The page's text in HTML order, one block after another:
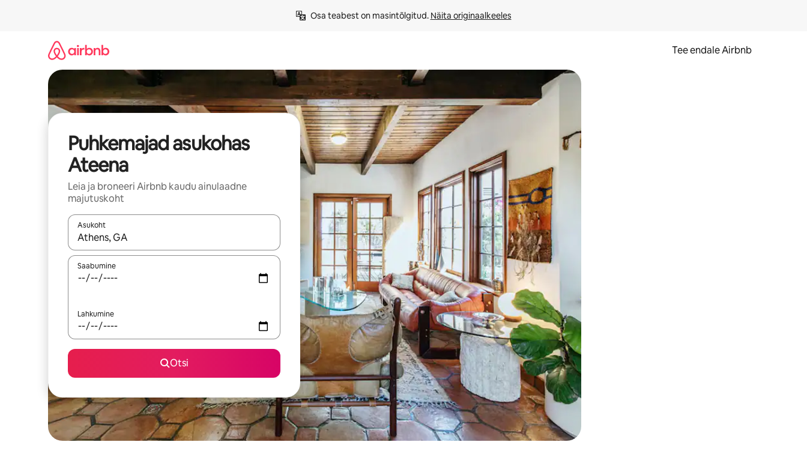
Osa teabest on masintõlgitud. Näita originaalkeeles
Tee endale Airbnb
Puhkemajad asukohas
Ateena
Leia ja broneeri Airbnb kaudu ainulaadne
majutuskoht
Asukoht
Kui tulemused on kuvatud, liigu ekraanil nooleklahvidega või puuduta või tõmba mööda ekraani.
Saabumine
Lahkumine
Otsi